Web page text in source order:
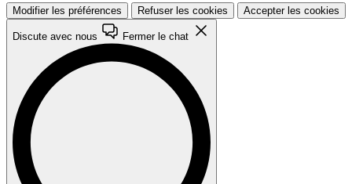
Modifier les préférences Refuser les cookies Accepter les cookies
Discute avec nous Fermer le chat